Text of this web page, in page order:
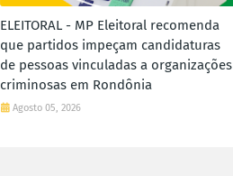
ELEITORAL - MP Eleitoral recomenda
que partidos impeçam candidaturas
de pessoas vinculadas a organizações
criminosas em Rondônia
Agosto 05, 2026